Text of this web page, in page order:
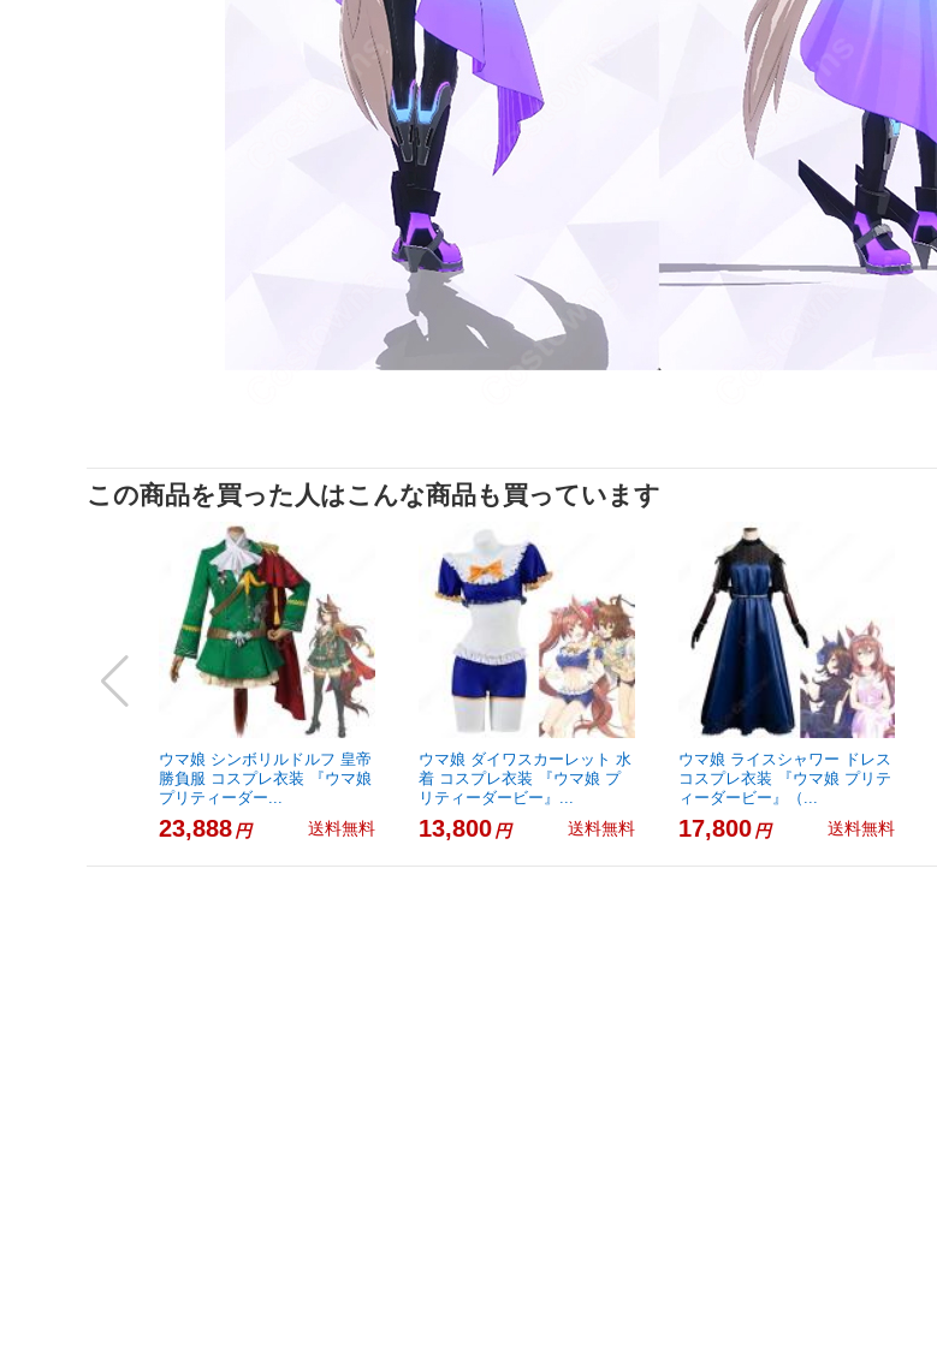
この商品を買った人はこんな商品も買っています
ウマ娘 シンボリルドルフ 皇帝
勝負服 コスプレ衣装 『ウマ娘
プリティーダー...
23,888円 送料無料
ウマ娘 ダイワスカーレット 水
着 コスプレ衣装 『ウマ娘 プ
リティーダービー』...
13,800円 送料無料
ウマ娘 ライスシャワー ドレス
コスプレ衣装 『ウマ娘 プリテ
ィーダービー』（...
17,800円 送料無料